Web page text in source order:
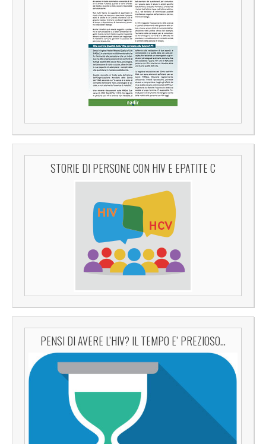
STORIE DI PERSONE CON HIV E EPATITE C
PENSI DI AVERE L’HIV? IL TEMPO E’ PREZIOSO…